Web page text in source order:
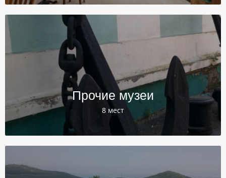
Прочие музеи
8 мест